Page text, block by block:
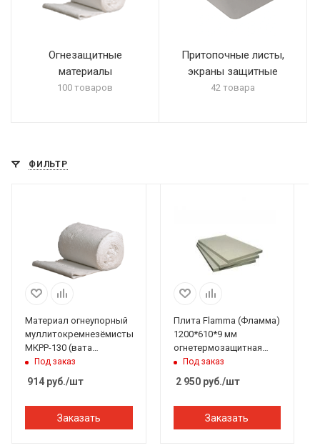
Огнезащитные
материалы
100 товаров
Притопочные листы,
экраны защитные
42 товара
ФИЛЬТР
Материал огнеупорный
муллитокремнезёмистый
МКРР-130 (вата
каолиновая),SFC
1000*600*20мм
Под заказ
914 руб./шт
Заказать
Плита Flamma (Фламма)
1200*610*9 мм
огнетермозащитная
фиброцементная
Под заказ
2 950руб./шт
Заказать